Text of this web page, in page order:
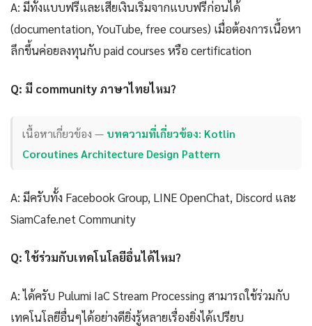
A: มีทั้งแบบฟรีและเสียเงินเริ่มจากแบบฟรีก่อนได้
(documentation, YouTube, free courses) เมื่อต้องการเนื้อหา
ลึกขึ้นค่อยลงทุนกับ paid courses หรือ certification
Q: มี community ภาษาไทยไหม?
เนื้อหาเกี่ยวข้อง — บทความที่เกี่ยวข้อง: Kotlin
Coroutines Architecture Design Pattern
A: มีครับทั้ง Facebook Group, LINE OpenChat, Discord และ
SiamCafe.net Community
Q: ใช้ร่วมกับเทคโนโลยีอื่นได้ไหม?
A: ได้ครับ Pulumi IaC Stream Processing สามารถใช้ร่วมกับ
เทคโนโลยีอื่นๆได้อย่างดียิ่งรู้หลายเรื่องยิ่งได้เปรียบ